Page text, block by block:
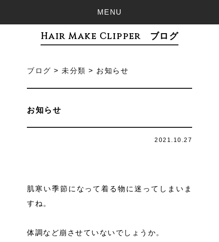
MENU
Hair Make Clipper ブログ
ブログ > 未分類 > お知らせ
お知らせ
2021.10.27
肌寒い季節になって着る物に迷ってしまいま
すね。
体調など崩させていないでしょうか。